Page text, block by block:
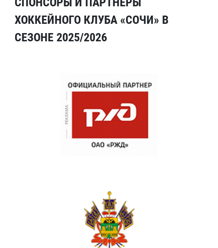
ХОККЕЙНОГО КЛУБА «СОЧИ» В
СЕЗОНЕ 2025/2026